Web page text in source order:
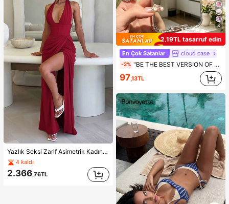
Yazlık Seksi Zarif Asimetrik Kadın Moda Yırtmaçlı V Yaka Pileli Kırmızı Uzun Vücuda Oturan Elbise Parti Kıyafet Seti
4 kaldı
2.366,76TL
8
2,19TL tasarruf edin
En Çok Satanlar cloud case
-2% "BE THE BEST VERSION OF YOURSELF" Kırmızı Harfli Aynalı Telefon Kılıfı, 13 15 16 17pro 17 14 17 17pro Max ile Uyumlu & Galaxy/A54 A14 A15 S23 S24 S24ultra S25 A07 A17 S26 A57 ile Uyumlu
97,13TL